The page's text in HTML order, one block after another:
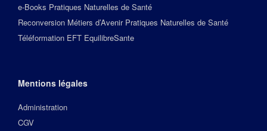
e-Books Pratiques Naturelles de Santé
Reconversion Métiers d’Avenir Pratiques Naturelles de Santé
Téléformation EFT EquilibreSante
Mentions légales
Administration
CGV